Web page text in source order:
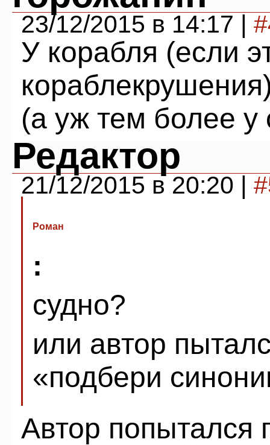
23/12/2015 в 14:17 |
У корабля (если
(а уж тем более у
Редактор
21/12/2015 в 20:20 |
Роман
:
судно?
или автор
«подбери
Автор попытался